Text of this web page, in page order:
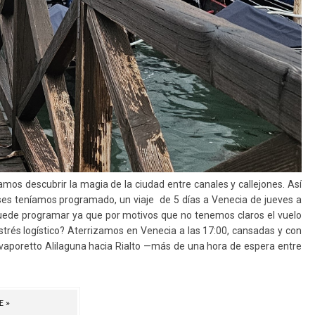
descubrir la magia de la ciudad entre canales y callejones. Así
teníamos programado, un viaje de 5 días a Venecia de jueves a
programar ya que por motivos que no tenemos claros el vuelo
logístico? Aterrizamos en Venecia a las 17:00, cansadas y con
Alilaguna hacia Rialto —más de una hora de espera entre